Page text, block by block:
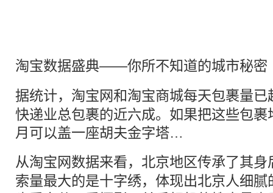
淘宝数据盛典——你所不知道的城市秘密
据统计， 淘宝网和淘宝商城每天包裹量
快递业总包裹的近六成。如果把这些包
月可以盖一座胡夫金字塔…
从淘宝网数据来看，北京地区传承了其
索量最大的是十字绣，体现出北京人细